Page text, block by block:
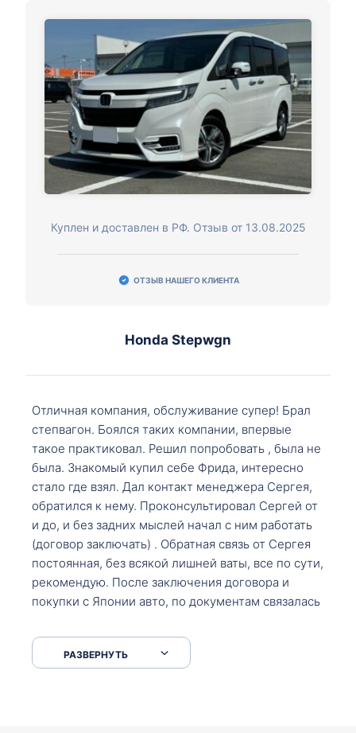
Куплен и доставлен в РФ. Отзыв от 13.08.2025
ОТЗЫВ НАШЕГО КЛИЕНТА
Honda Stepwgn
Отличная компания, обслуживание супер! Брал
степвагон. Боялся таких компании, впервые
такое практиковал. Решил попробовать , была не
была. Знакомый купил себе Фрида, интересно
стало где взял. Дал контакт менеджера Сергея,
обратился к нему. Проконсультировал Сергей от
и до, и без задних мыслей начал с ним работать
(договор заключать) . Обратная связь от Сергея
постоянная, без всякой лишней ваты, все по сути,
рекомендую. После заключения договора и
покупки с Японии авто, по документам связалась
что заполнить, куда зайти, образцы и т.д. После
приехал за авто. Меня тепло встретили Сергей с
РАЗВЕРНУТЬ